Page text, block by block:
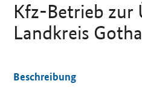
Kfz-Betrieb zur
Landkreis
Beschreibung